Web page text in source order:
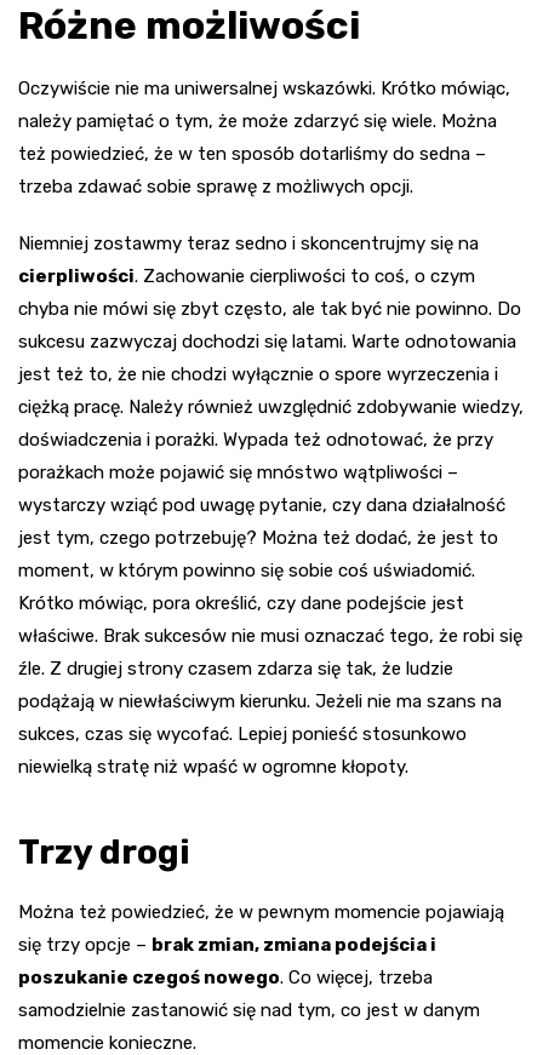
Różne możliwości
Oczywiście nie ma uniwersalnej wskazówki. Krótko mówiąc,
należy pamiętać o tym, że może zdarzyć się wiele. Można
też powiedzieć, że w ten sposób dotarliśmy do sedna –
trzeba zdawać sobie sprawę z możliwych opcji.
Niemniej zostawmy teraz sedno i skoncentrujmy się na
cierpliwości. Zachowanie cierpliwości to coś, o czym
chyba nie mówi się zbyt często, ale tak być nie powinno. Do
sukcesu zazwyczaj dochodzi się latami. Warte odnotowania
jest też to, że nie chodzi wyłącznie o spore wyrzeczenia i
ciężką pracę. Należy również uwzględnić zdobywanie wiedzy,
doświadczenia i porażki. Wypada też odnotować, że przy
porażkach może pojawić się mnóstwo wątpliwości –
wystarczy wziąć pod uwagę pytanie, czy dana działalność
jest tym, czego potrzebuję? Można też dodać, że jest to
moment, w którym powinno się sobie coś uświadomić.
Krótko mówiąc, pora określić, czy dane podejście jest
właściwe. Brak sukcesów nie musi oznaczać tego, że robi się
źle. Z drugiej strony czasem zdarza się tak, że ludzie
podążają w niewłaściwym kierunku. Jeżeli nie ma szans na
sukces, czas się wycofać. Lepiej ponieść stosunkowo
niewielką stratę niż wpaść w ogromne kłopoty.
Trzy drogi
Można też powiedzieć, że w pewnym momencie pojawiają
się trzy opcje – brak zmian, zmiana podejścia i
poszukanie czegoś nowego. Co więcej, trzeba
samodzielnie zastanowić się nad tym, co jest w danym
momencie konieczne.